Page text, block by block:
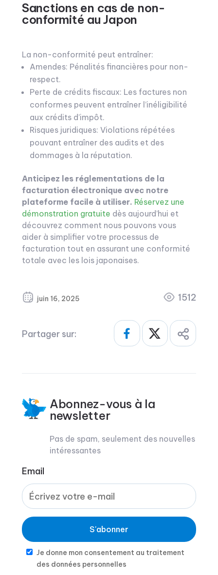
Sanctions en cas de non-
conformité au Japon
La non-conformité peut entraîner:
Amendes: Pénalités financières pour non-
respect.
Perte de crédits fiscaux: Les factures non
conformes peuvent entraîner l’inéligibilité
aux crédits d’impôt.
Risques juridiques: Violations répétées
pouvant entraîner des audits et des
dommages à la réputation.
Anticipez les réglementations de la
facturation électronique avec notre
plateforme facile à utiliser. Réservez une
démonstration gratuite dès aujourd’hui et
découvrez comment nous pouvons vous
aider à simplifier votre processus de
facturation tout en assurant une conformité
totale avec les lois japonaises.
juin 16, 2025 1512
Partager sur:
Abonnez-vous à la
newsletter
Pas de spam, seulement des nouvelles
intéressantes
Email
S'abonner
Je donne mon consentement au traitement
des données personnelles